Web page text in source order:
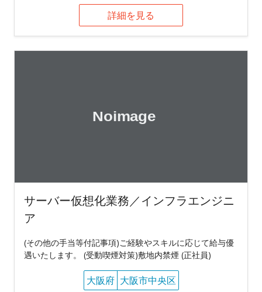
詳細を見る
サーバー仮想化業務／インフラエンジニ
ア
(その他の手当等付記事項)ご経験やスキルに応じて給与優
遇いたします。 (受動喫煙対策)敷地内禁煙 (正社員)
大阪府 大阪市中央区